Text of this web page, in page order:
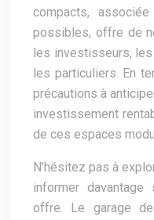
compacts,
possibles, offre de
les investisseurs,
les particuliers. En
précautions à
investissement
de ces espaces
N’hésitez pas à
informer
offre. Le garage